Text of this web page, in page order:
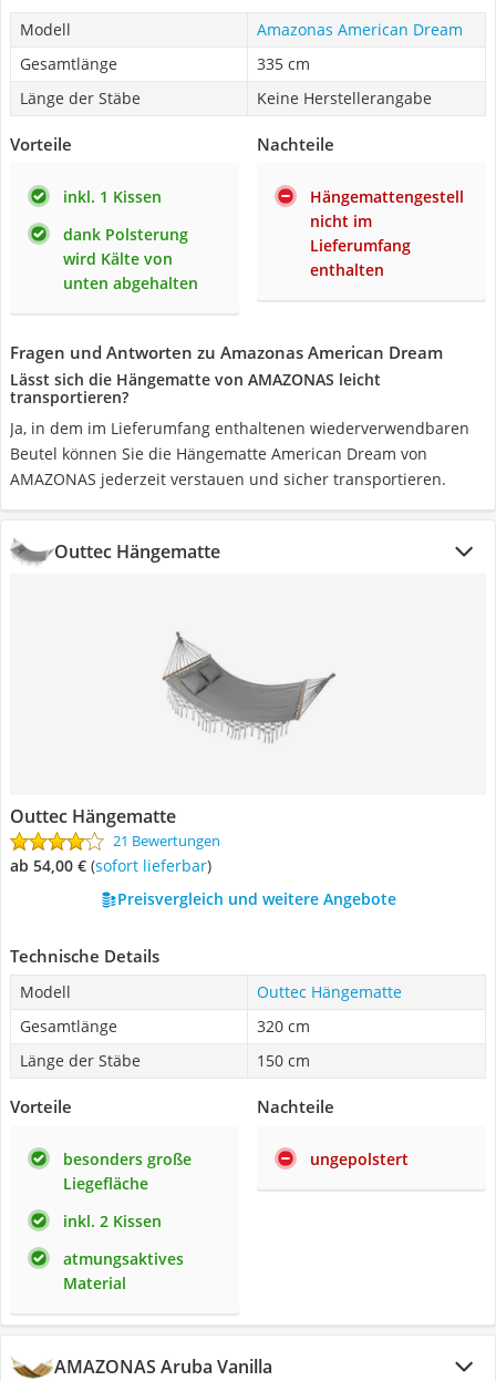
Modell
Amazonas American Dream
Gesamtlänge
335 cm
Länge der Stäbe
Keine Herstellerangabe
Vorteile
inkl. 1 Kissen
dank Polsterung
wird Kälte von
unten abgehalten
Nachteile
Hängemattengestell
nicht im
Lieferumfang
enthalten
Fragen und Antworten zu Amazonas American Dream
Lässt sich die Hängematte von AMAZONAS leicht
transportieren?
Ja, in dem im Lieferumfang enthaltenen wiederverwendbaren
Beutel können Sie die Hängematte American Dream von
AMAZONAS jederzeit verstauen und sicher transportieren.
Outtec Hängematte
Outtec Hängematte
21 Bewertungen
ab 54,00 € ( Sofort lieferbar)
Preisvergleich und weitere Angebote
Technische Details
Modell
Outtec Hängematte
Gesamtlänge
320 cm
Länge der Stäbe
150 cm
Vorteile
besonders große
Liegefläche
inkl. 2 Kissen
atmungsaktives
Material
Nachteile
ungepolstert
AMAZONAS Aruba Vanilla